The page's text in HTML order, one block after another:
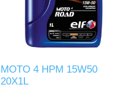
MOTO 4 HPM 15W50
20X1L